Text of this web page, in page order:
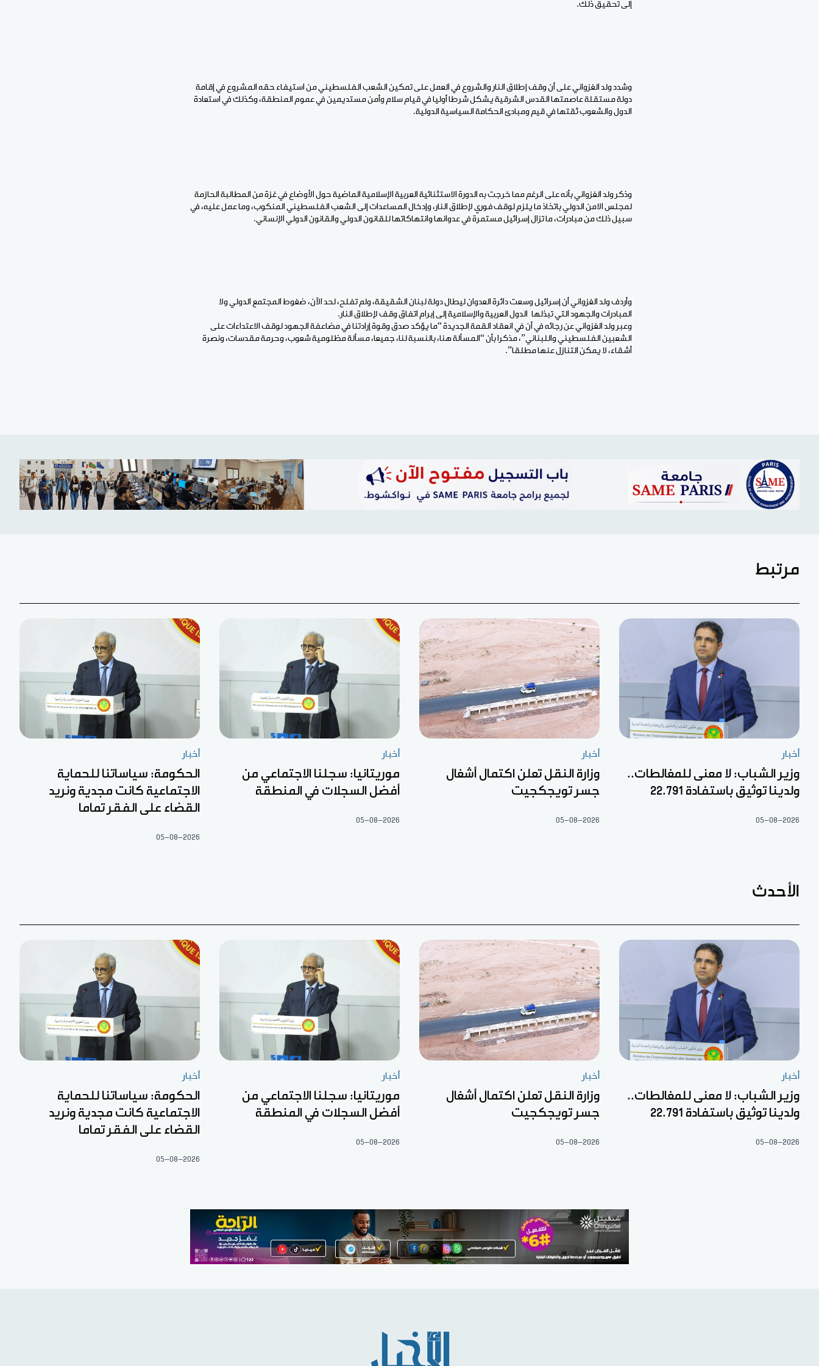
إلى تحقيق ذلك.
وشدد ولد الغزواني على أن وقف إطلاق النار والشروع في العمل على تمكين الشعب الفلسطيني من استيفاء حقه المشروع في إقامة
دولة مستقلة عاصمتها القدس الشرقية يشكل شرطا أوليا في قيام سلام وأمن مستديمين في عموم المنطقة، وكذلك في استعادة
الدول والشعوب ثقتها في قيم ومبادئ الحكامة السياسية الدولية.
وذكر ولد الغزواني بأنه على الرغم مما خرجت به الدورة الاستثنائية العربية الإسلامية الماضية حول الأوضاع في غزة من المطالبة الحازمة
لمجلس الامن الدولي باتخاذ ما يلزم لوقف فوري لإطلاق النار، وإدخال المساعدات إلى الشعب الفلسطيني المنكوب، وما عمل عليه، في
سبيل ذلك من مبادرات، ما تزال إسرائيل مستمرة في عدوانها وانتهاكاتها للقانون الدولي والقانون الدولي الإنساني.
وأردف ولد الغزواني أن إسرائيل وسعت دائرة العدوان ليطال دولة لبنان الشقيقة، ولم تفلح، لحد الآن، ضغوط المجتمع الدولي ولا
المبادرات والجهود التي تبذلها الدول العربية والإسلامية إلى إبرام اتفاق وقف لإطلاق النار.
وعبر ولد الغزواني عن رجائه في أن في انعقاد القمة الجديدة “ما يؤكد صدق وقوة إرادتنا في مضاعفة الجهود لوقف الاعتداءات على
الشعبين الفلسطيني واللبناني”، مذكرا بأن “المسألة هنا، بالنسبة لنا، جميعا، مسألة مظلومية شعوب، وحرمة مقدسات، ونصرة
أشقاء، لا يمكن التنازل عنها مطلقا”.
مرتبط
أخبار
وزير الشباب: لا معنى للمغالطات..
ولدينا توثيق باستفادة 22.791
05-08-2026
أخبار
وزارة النقل تعلن اكتمال أشغال
جسر تويجكجيت
05-08-2026
أخبار
موريتانيا: سجلنا الاجتماعي من
أفضل السجلات في المنطقة
05-08-2026
أخبار
الحكومة: سياساتنا للحماية
الاجتماعية كانت مجدية ونريد
القضاء على الفقر تماما
05-08-2026
الأحدث
أخبار
وزير الشباب: لا معنى للمغالطات..
ولدينا توثيق باستفادة 22.791
05-08-2026
أخبار
وزارة النقل تعلن اكتمال أشغال
جسر تويجكجيت
05-08-2026
أخبار
موريتانيا: سجلنا الاجتماعي من
أفضل السجلات في المنطقة
05-08-2026
أخبار
الحكومة: سياساتنا للحماية
الاجتماعية كانت مجدية ونريد
القضاء على الفقر تماما
05-08-2026